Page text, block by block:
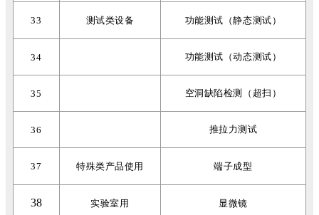
33 测试类设备 功能测试（静态测试）
34 功能测试（动态测试）
35 空洞缺陷检测（超扫）
36 推拉力测试
37 特殊类产品使用 端子成型
38 实验室用 显微镜